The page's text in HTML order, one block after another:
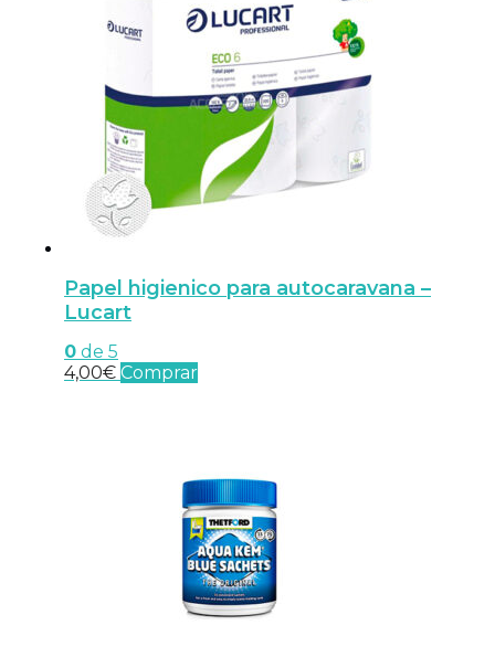
Papel higienico para autocaravana –
Lucart
0 de 5
4,00€ Comprar